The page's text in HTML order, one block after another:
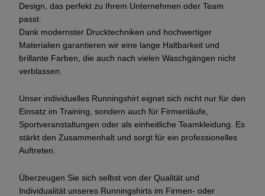
Design, das perfekt zu Ihrem Unternehmen oder Team
passt.
Dank modernster Drucktechniken und hochwertiger
Materialien garantieren wir eine lange Haltbarkeit und
brillante Farben, die auch nach vielen Waschgängen nicht
verblassen.
Unser individuelles Runningshirt eignet sich nicht nur für den
Einsatz im Training, sondern auch für Firmenläufe,
Sportveranstaltungen oder als einheitliche Teamkleidung. Es
stärkt den Zusammenhalt und sorgt für ein professionelles
Auftreten.
Überzeugen Sie sich selbst von der Qualität und
Individualität unseres Runningshirts im Firmen- oder